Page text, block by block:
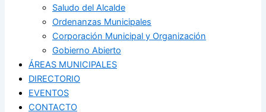
Saludo del Alcalde
Ordenanzas Municipales
Corporación Municipal y Organización
Gobierno Abierto
ÁREAS MUNICIPALES
DIRECTORIO
EVENTOS
CONTACTO